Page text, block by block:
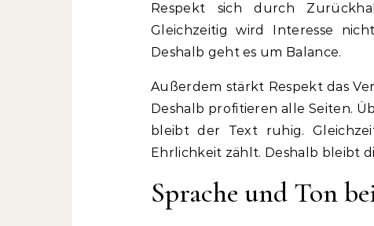
Respekt sich durch
Gleichzeitig wird Interesse
Deshalb geht es um Balance.
Außerdem stärkt Respekt das
Deshalb profitieren alle Seiten.
bleibt der Text ruhig.
Ehrlichkeit zählt. Deshalb bleibt
Sprache und Ton